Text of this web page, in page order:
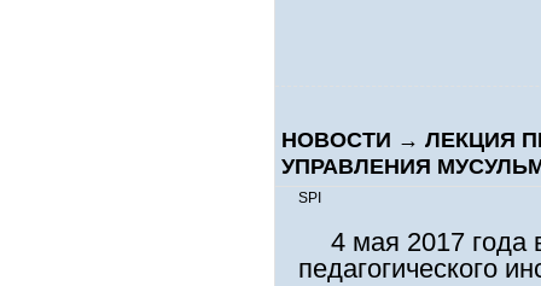
НОВОСТИ → ЛЕКЦИЯ
УПРАВЛЕНИЯ
SPI
4 мая 2017 года
педагогического